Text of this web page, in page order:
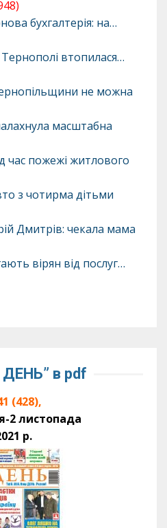
бухгалтерія: на…
втопилася…
не можна
масштабна
час пожежі житлового
з чотирма дітьми
Дмитрів: чекала мама
вірян від послуг…
ДЕНЬ” в pdf
(428),
2 листопада
р.